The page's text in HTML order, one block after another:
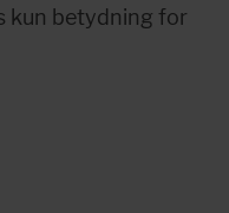
kun betydning for